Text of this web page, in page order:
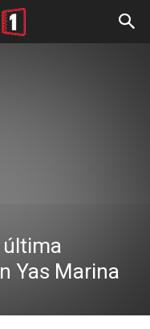
última
Yas Marina